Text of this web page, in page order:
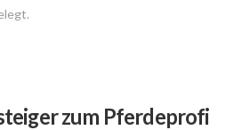
zum Pferdeprofi